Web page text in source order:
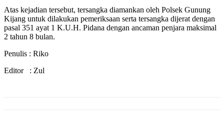
Atas kejadian tersebut, tersangka diamankan oleh Polsek Gunung
Kijang untuk dilakukan pemeriksaan serta tersangka dijerat dengan
pasal 351 ayat 1 K.U.H. Pidana dengan ancaman penjara maksimal
2 tahun 8 bulan.
Penulis : Riko
Editor : Zul